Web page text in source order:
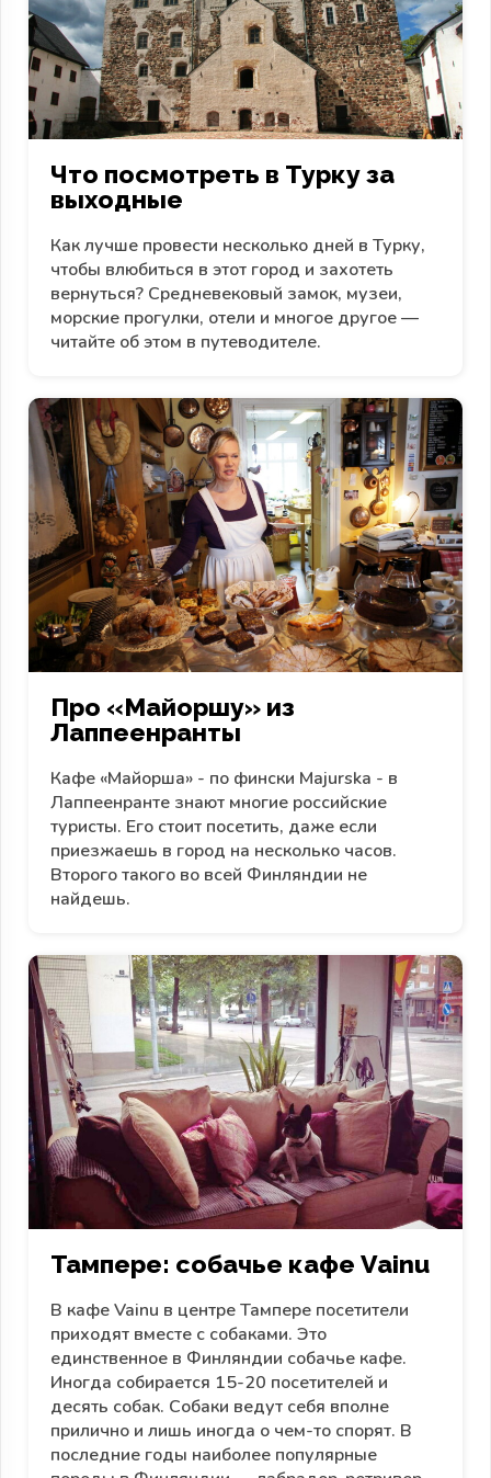
Что посмотреть в Турку за
выходные
Как лучше провести несколько дней в Турку,
чтобы влюбиться в этот город и захотеть
вернуться? Средневековый замок, музеи,
морские прогулки, отели и многое другое —
читайте об этом в путеводителе.
Про «Майоршу» из
Лаппеенранты
Кафе «Майорша» - по фински Majurska - в
Лаппеенранте знают многие российские
туристы. Его стоит посетить, даже если
приезжаешь в город на несколько часов.
Второго такого во всей Финляндии не
найдешь.
Тампере: собачье кафе Vainu
В кафе Vainu в центре Тампере посетители
приходят вместе с собаками. Это
единственное в Финляндии собачье кафе.
Иногда собирается 15-20 посетителей и
десять собак. Собаки ведут себя вполне
прилично и лишь иногда о чем-то спорят. В
последние годы наиболее популярные